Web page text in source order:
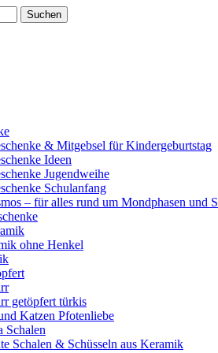
& Mitgebsel für Kindergeburtstag
Ideen
Jugendweihe
Schulanfang
– für alles rund um Mondphasen und
ohne Henkel
getöpfert türkis
Katzen Pfotenliebe
Schalen
Schalen & Schüsseln aus Keramik